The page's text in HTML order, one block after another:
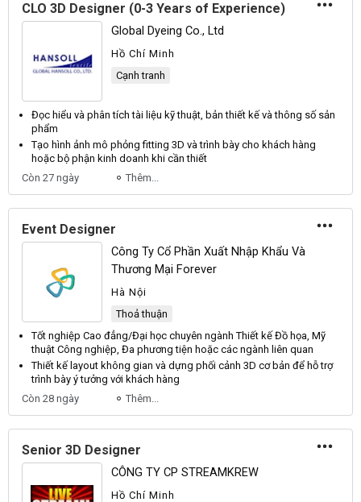
CLO 3D Designer (0-3 Years of Experience)
Global Dyeing Co., Ltd
Hồ Chí Minh
Cạnh tranh
Đọc hiểu và phân tích tài liệu kỹ thuật, bảnthiết kế và thông số sản
phẩm
Tạo hình ảnh mô phỏng fitting 3D và trình bày cho khách hàng
hoặc bộ phận kinh doanh khi cầnthiết
Còn 27 ngày
Thêm...
Event Designer
Công Ty Cổ Phần Xuất Nhập Khẩu Và
Thương Mại Forever
Hà Nội
Thoả thuận
Tốt nghiệp Cao đẳng/Đại học chuyên ngànhThiết kế Đồ họa, Mỹ
thuật Công nghiệp, Đa phương tiện hoặc các ngành liên quan
Thiết kế layout không gian và dựng phối cảnh 3D cơ bản để hỗ trợ
trình bày ý tưởng với khách hàng
Còn 28 ngày
Thêm...
Senior 3D Designer
CÔNG TY CP STREAMKREW
Hồ Chí Minh